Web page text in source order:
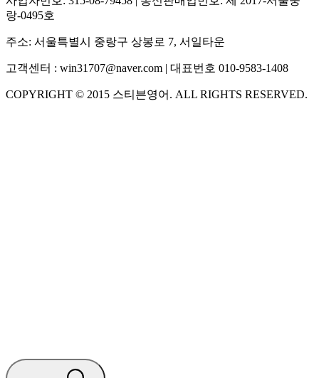
랑-0495호
주소: 서울특별시 중랑구 상봉로 7, 서일타운
고객센터 : win31707@naver.com | 대표번호 010-9583-1408
COPYRIGHT © 2015 스티븐영어 . ALL RIGHTS RESERVED.